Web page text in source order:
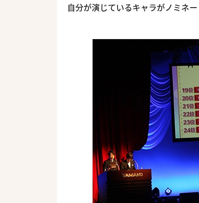
自分が演じているキャラがノミネ